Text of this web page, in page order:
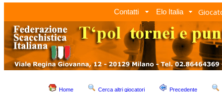
Contatti Elo Italia
Home Cerca altri giocatori Precedente